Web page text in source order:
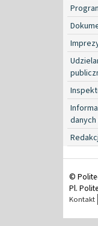
©
Pl.
Kontakt